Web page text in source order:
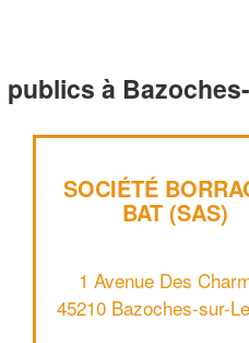
à
SOCIÉTÉ
BAT (SAS)
1 Avenue Des
45210 Bazoches-sur-